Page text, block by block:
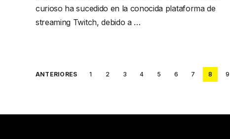
curioso ha sucedido en la conocida plataforma de
streaming Twitch, debido a …
Posts
ANTERIORES 1 2 3 4 5 6 7 8 9